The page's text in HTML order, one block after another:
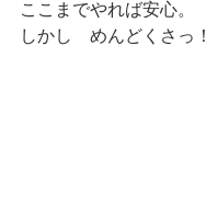
ここまでやれば安心。
しかし　めんどくさっ！